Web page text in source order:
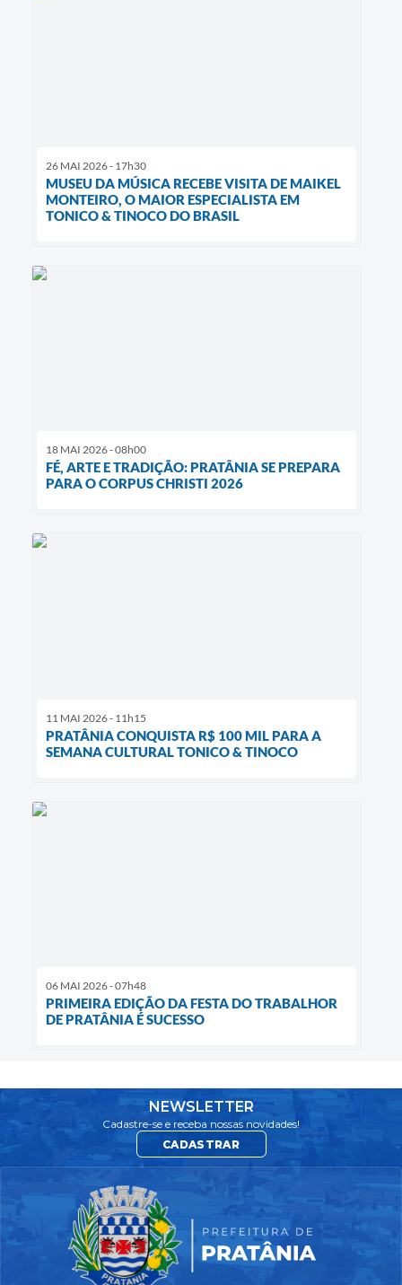
26 MAI 2026 - 17h30
MUSEU DA MÚSICA RECEBE VISITA DE MAIKEL
MONTEIRO, O MAIOR ESPECIALISTA EM
TONICO & TINOCO DO BRASIL
18 MAI 2026 - 08h00
FÉ, ARTE E TRADIÇÃO: PRATÂNIA SE PREPARA
PARA O CORPUS CHRISTI 2026
11 MAI 2026 - 11h15
PRATÂNIA CONQUISTA R$ 100 MIL PARA A
SEMANA CULTURAL TONICO & TINOCO
06 MAI 2026 - 07h48
PRIMEIRA EDIÇÃO DA FESTA DO TRABALHOR
DE PRATÂNIA É SUCESSO
NEWSLETTER
Cadastre-se e receba nossas novidades!
CADASTRAR